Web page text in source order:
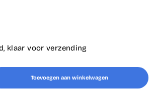
klaar voor verzending
Toevoegen aan winkelwagen